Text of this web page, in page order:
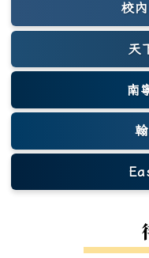
校
天
南